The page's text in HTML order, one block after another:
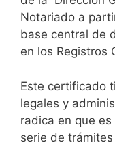
Notariado a
base central de
en los Registros
Este certificado
legales y
radica en que
serie de